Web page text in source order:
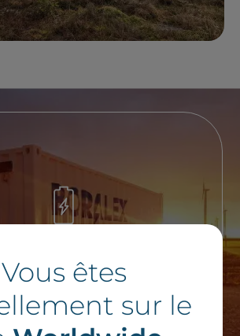
plus ?
Contactez notre équipe
Vous êtes
sur le